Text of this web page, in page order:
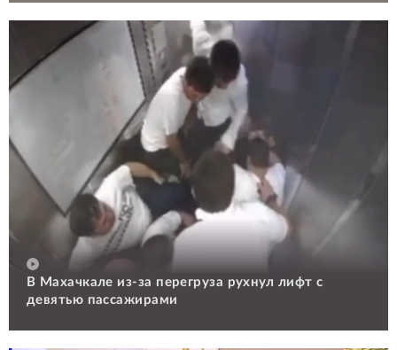
В Махачкале из-за перегруза рухнул лифт с
девятью пассажирами